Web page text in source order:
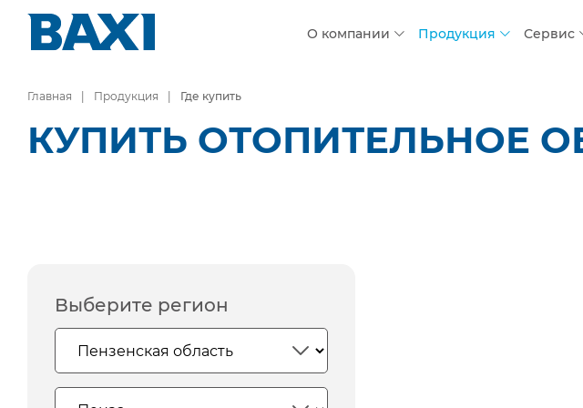
О компании Продукция Сервис
Главная Продукция Где купить
КУПИТЬ ОТОПИТЕЛЬНОЕ
Выберите регион